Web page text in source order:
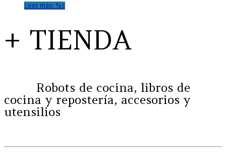
Leer más: %s
+ TIENDA
Robots de cocina, libros de
cocina y repostería, accesorios y
utensilios